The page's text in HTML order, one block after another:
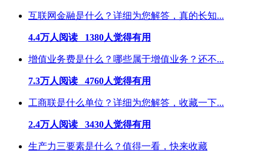
互联网金融是什么？详细为您解答，真的长知...
4.4万人阅读 1380人觉得有用
增值业务费是什么？哪些属于增值业务？还不...
7.3万人阅读 4760人觉得有用
工商联是什么单位？详细为您解答，收藏一下...
2.4万人阅读 3430人觉得有用
生产力三要素是什么？值得一看，快来收藏